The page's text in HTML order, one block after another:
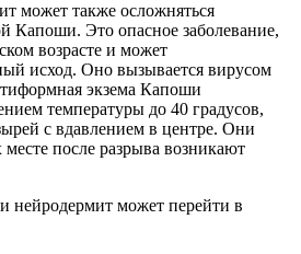
может также осложняться
Капоши. Это опасное заболевание,
возрасте и может
исход. Оно вызывается вирусом
экзема Капоши
температуры до 40 градусов,
с вдавлением в центре. Они
после разрыва возникают
нейродермит может перейти в